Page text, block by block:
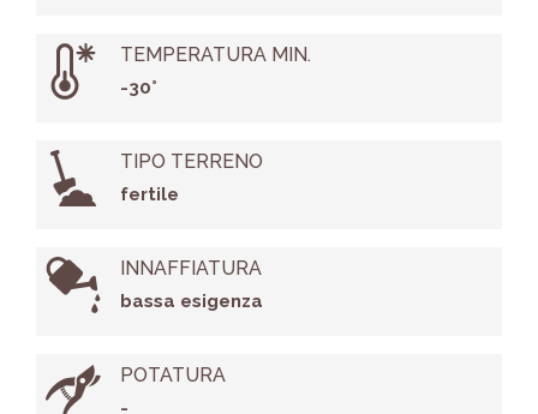
TEMPERATURA MIN.
-30°
TIPO TERRENO
fertile
INNAFFIATURA
bassa esigenza
POTATURA
-